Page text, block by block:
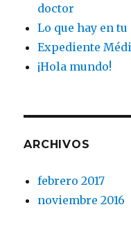
doctor
Lo que hay en
Expediente
¡Hola mundo!
ARCHIVOS
febrero 2017
noviembre 2016